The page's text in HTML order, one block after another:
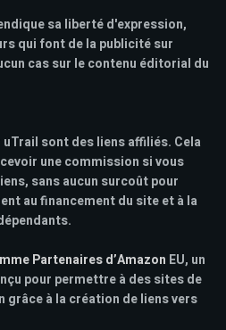
sa liberté d'expression,
qui font de la publicité sur
cas sur le contenu éditorial du
sont des liens affiliés. Cela
une commission si vous
sans aucun surcoût pour
au financement du site et à la
Partenaires d’Amazon EU, un
pour permettre à des sites de
grâce à la création de liens vers